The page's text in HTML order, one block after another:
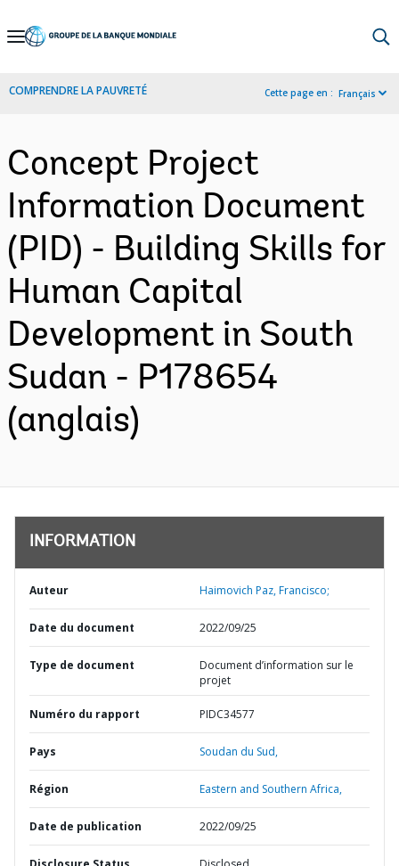
Skip
Navigation
COMPRENDRE LA PAUVRETÉ Cette page en : Français
Concept Project
Information Document
(PID) - Building Skills for
Human Capital
Development in South
Sudan - P178654
(anglais)
INFORMATION
Auteur Haimovich Paz, Francisco;
Date du document 2022/09/25
Type de document
Document d’information sur le
projet
Numéro du rapport PIDC34577
Pays Soudan du Sud,
Région Eastern and Southern Africa,
Date de publication 2022/09/25